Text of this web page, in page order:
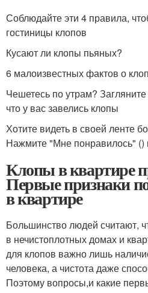
Соблюдайте эти 4 правила,
гостиницы клопов
Кусают ли клопы пьяных?
6 малоизвестных фактов о
Чешетесь по утрам?
что у вас завелись клопы
Хотите видеть в своей ленте
Нажмите "Мне понравилось" ()
Клопы в квартире
Первые признаки
в квартире
Большинство людей считают,
в нечистоплотных домах и
для клопов важно лишь
человека, а чистота даже
Поэтому вопросы,и какие